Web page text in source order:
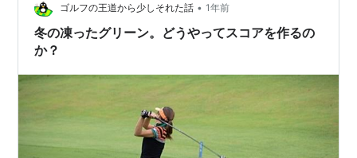
ゴルフの王道から少しそれた話 • 1年前
冬の凍ったグリーン。どうやってスコアを作るの
か？